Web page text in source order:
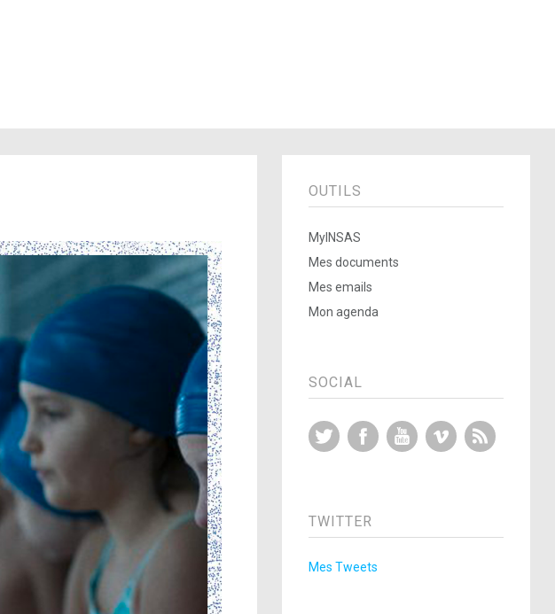
OUTILS
MyINSAS
Mes documents
Mes emails
Mon agenda
SOCIAL
Twitter FacebookYouTubeVimeo
TWITTER
Mes Tweets